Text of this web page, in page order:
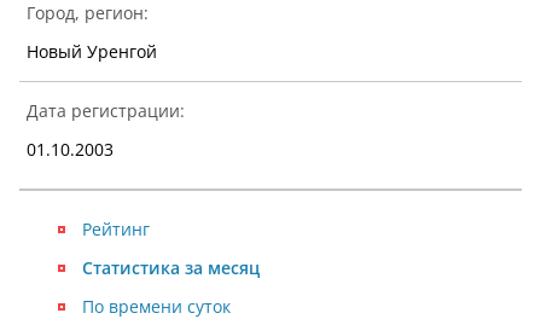
Город, регион:
Новый Уренгой
Дата регистрации:
01.10.2003
Рейтинг
Статистика за месяц
По времени суток